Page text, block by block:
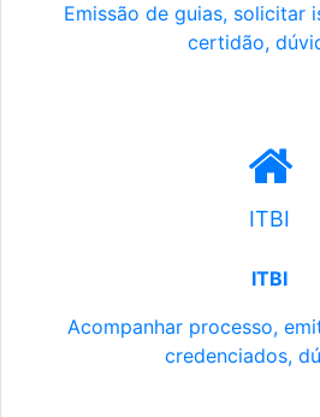
Emissão de guias, solicitar
certidão,
ITBI
ITBI
Acompanhar processo,
credenciados,